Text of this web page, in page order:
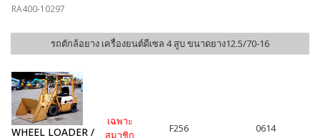
RA400-10297
รถตักล้อยาง เครื่องยนต์ดีเซล 4 สูบ ขนาดยาง12.5/70-16
WHEEL LOADER /
เฉพาะ
สมาชิก
F256 0614